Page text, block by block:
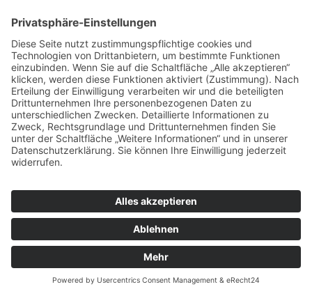
Suchbegriff
Suchen